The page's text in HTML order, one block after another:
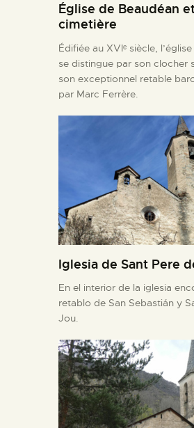
Église de Beaudéan
cimetière
Édifiée au XVIᵉ siècle,
se distingue par son clocher
son exceptionnel retable
par Marc Ferrère.
Iglesia de Sant Pere
En el interior de la iglesia
retablo de San Sebastián y
Jou.